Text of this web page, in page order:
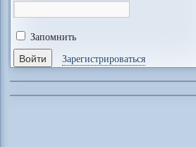
Запомнить
Зарегистрироваться